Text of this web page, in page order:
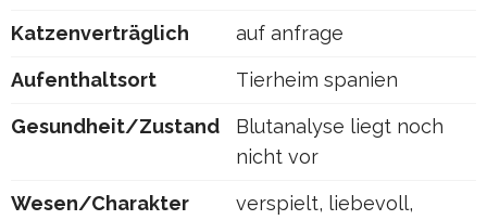
Katzenverträglich auf anfrage
Aufenthaltsort Tierheim spanien
Gesundheit/Zustand
Blutanalyse liegt noch
nicht vor
Wesen/Charakter
verspielt, liebevoll,